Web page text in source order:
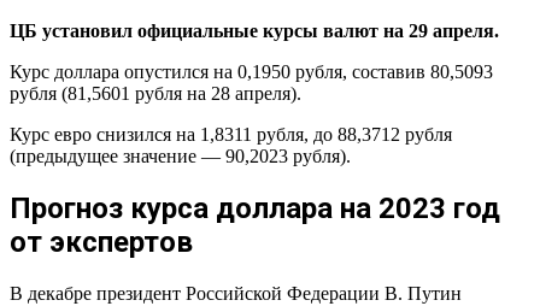
ЦБ установил официальные курсы валют на 29 апреля.
Курс доллара опустился на 0,1950 рубля, составив 80,5093
рубля (81,5601 рубля на 28 апреля).
Курс евро снизился на 1,8311 рубля, до 88,3712 рубля
(предыдущее значение — 90,2023 рубля).
Прогноз курса доллара на 2023 год
от экспертов
В декабре президент Российской Федерации В. Путин